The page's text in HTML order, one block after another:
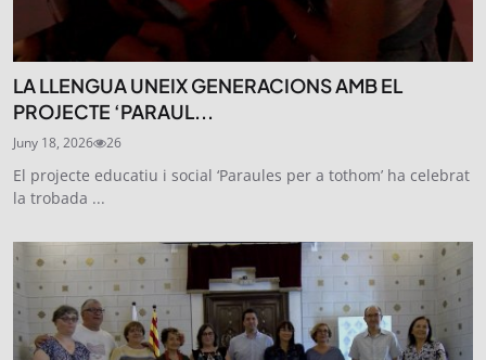
LA LLENGUA UNEIX GENERACIONS AMB EL
PROJECTE ‘PARAUL...
Juny 18, 2026 26
El projecte educatiu i social ‘Paraules per a tothom’ ha celebrat
la trobada ...